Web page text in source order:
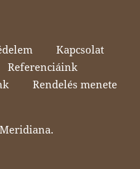
Kapcsolat
Referenciáink
Rendelés menete